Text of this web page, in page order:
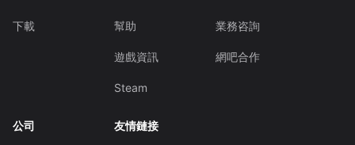
下載 幫助
遊戲資訊
Steam
業務咨詢
網吧合作
公司 友情鏈接